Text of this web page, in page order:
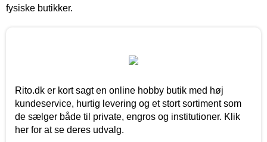
fysiske butikker.
Rito.dk er kort sagt en online hobby butik med høj
kundeservice, hurtig levering og et stort sortiment som
de sælger både til private, engros og institutioner. Klik
her for at se deres udvalg.